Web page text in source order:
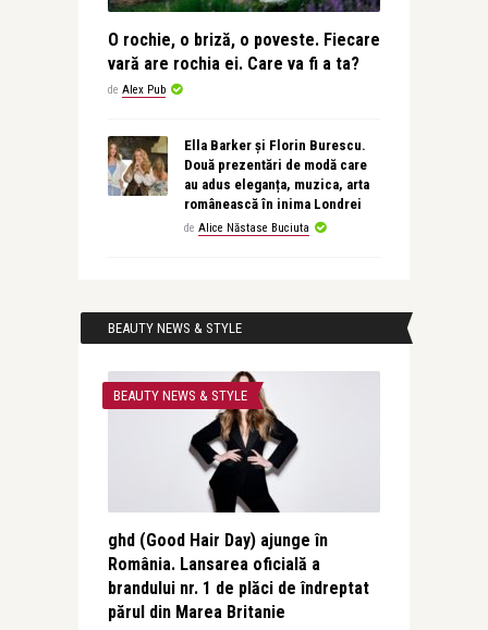
O rochie, o briză, o poveste. Fiecare
vară are rochia ei. Care va fi a ta?
de Alex Pub
Ella Barker și Florin Burescu.
Două prezentări de modă care
au adus eleganța, muzica, arta
românească în inima Londrei
de Alice Năstase Buciuta
BEAUTY NEWS & STYLE
BEAUTY NEWS & STYLE
ghd (Good Hair Day) ajunge în
România. Lansarea oficială a
brandului nr. 1 de plăci de îndreptat
părul din Marea Britanie